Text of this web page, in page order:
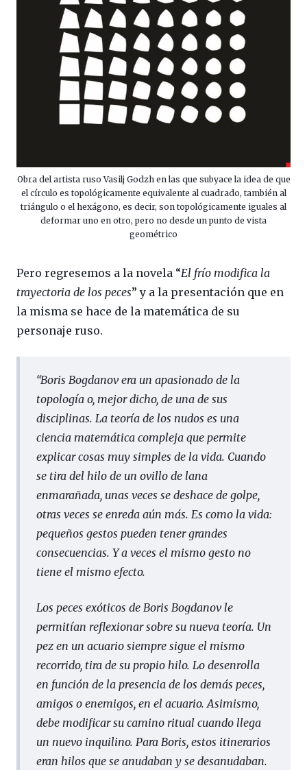
Obra del artista ruso Vasilj Godzh en las que subyace la idea de que
el círculo es topológicamente equivalente al cuadrado, también al
triángulo o el hexágono, es decir, son topológicamente iguales al
deformar uno en otro, pero no desde un punto de vista
geométrico
Pero regresemos a la novela “El frío modifica la
trayectoria de los peces” y a la presentación que en
la misma se hace de la matemática de su
personaje ruso.
“Boris Bogdanov era un apasionado de la
topología o, mejor dicho, de una de sus
disciplinas. La teoría de los nudos es una
ciencia matemática compleja que permite
explicar cosas muy simples de la vida. Cuando
se tira del hilo de un ovillo de lana
enmarañada, unas veces se deshace de golpe,
otras veces se enreda aún más. Es como la vida:
pequeños gestos pueden tener grandes
consecuencias. Y a veces el mismo gesto no
tiene el mismo efecto.
Los peces exóticos de Boris Bogdanov le
permitían reflexionar sobre su nueva teoría. Un
pez en un acuario siempre sigue el mismo
recorrido, tira de su propio hilo. Lo desenrolla
en función de la presencia de los demás peces,
amigos o enemigos, en el acuario. Asimismo,
debe modificar su camino ritual cuando llega
un nuevo inquilino. Para Boris, estos itinerarios
eran hilos que se anudaban y se desanudaban.